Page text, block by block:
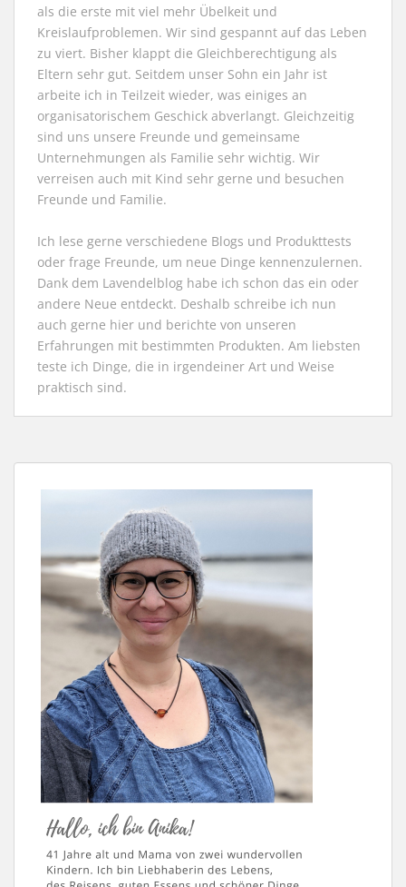
als die erste mit viel mehr Übelkeit und
Kreislaufproblemen. Wir sind gespannt auf das Leben
zu viert. Bisher klappt die Gleichberechtigung als
Eltern sehr gut. Seitdem unser Sohn ein Jahr ist
arbeite ich in Teilzeit wieder, was einiges an
organisatorischem Geschick abverlangt. Gleichzeitig
sind uns unsere Freunde und gemeinsame
Unternehmungen als Familie sehr wichtig. Wir
verreisen auch mit Kind sehr gerne und besuchen
Freunde und Familie.
Ich lese gerne verschiedene Blogs und Produkttests
oder frage Freunde, um neue Dinge kennenzulernen.
Dank dem Lavendelblog habe ich schon das ein oder
andere Neue entdeckt. Deshalb schreibe ich nun
auch gerne hier und berichte von unseren
Erfahrungen mit bestimmten Produkten. Am liebsten
teste ich Dinge, die in irgendeiner Art und Weise
praktisch sind.